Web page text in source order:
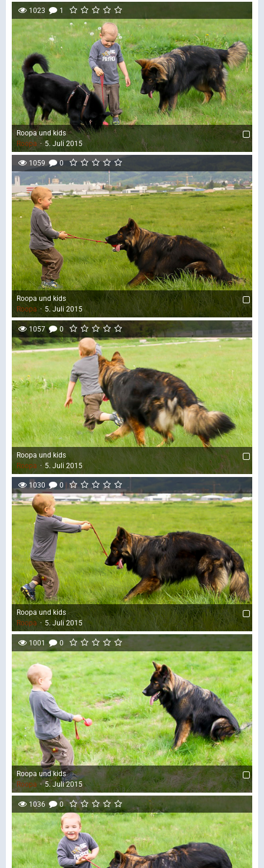
1023 1
Roopa und kids
Roopa
5. Juli 2015
1059 0
Roopa und kids
Roopa
5. Juli 2015
1057 0
Roopa und kids
Roopa
5. Juli 2015
1030 0
Roopa und kids
Roopa
5. Juli 2015
1001 0
Roopa und kids
Roopa
5. Juli 2015
1036 0